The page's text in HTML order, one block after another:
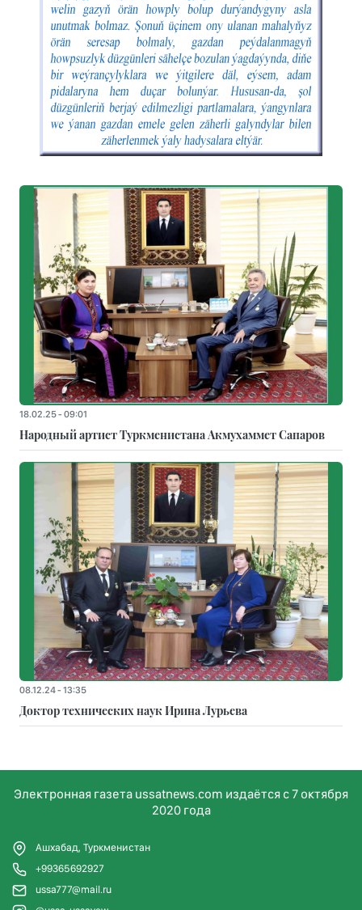
18.02.25 - 09:01
Народный артист Туркменистана Акмухаммет Сапаров
08.12.24 - 13:35
Доктор технических наук Ирина Лурьева
Электронная газета ussatnews.com издаётся с 7 октября
2020 года
Ашхабад, Туркменистан
+99365692927
ussa777@mail.ru